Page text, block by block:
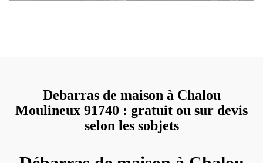
Debarras de maison à Chalou
Moulineux 91740 : gratuit ou sur devis
selon les sobjets